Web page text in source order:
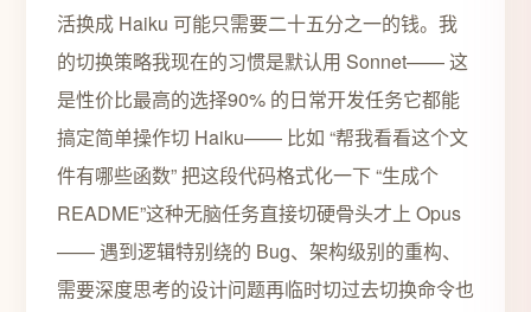
活换成 Haiku 可能只需要二十五分之一的钱。我
的切换策略我现在的习惯是默认用 Sonnet—— 这
是性价比最高的选择90% 的日常开发任务它都能
搞定简单操作切 Haiku—— 比如 “帮我看看这个文
件有哪些函数” 把这段代码格式化一下 “生成个
README”这种无脑任务直接切硬骨头才上 Opus
—— 遇到逻辑特别绕的 Bug、架构级别的重构、
需要深度思考的设计问题再临时切过去切换命令也